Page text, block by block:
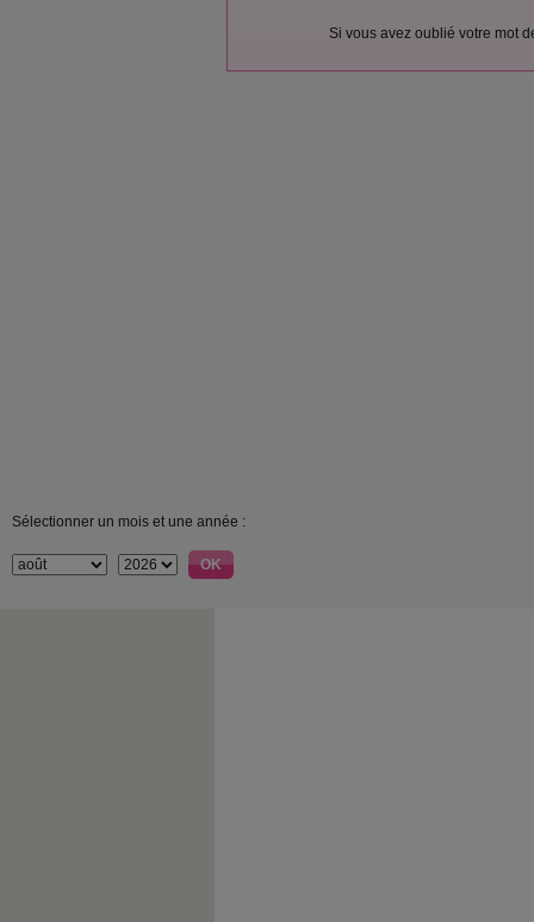
Si vous avez oublié votre mot
Sélectionner un mois et une année :